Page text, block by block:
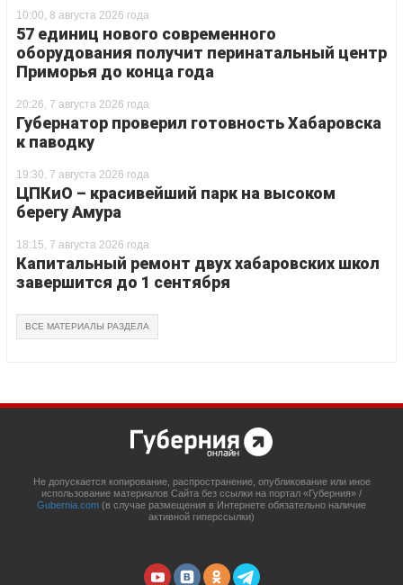
10:00, 8 августа 2026 года
57 единиц нового современного
оборудования получит перинатальный центр
Приморья до конца года
20:26, 7 августа 2026 года
Губернатор проверил готовность Хабаровска
к паводку
19:30, 7 августа 2026 года
ЦПКиО – красивейший парк на высоком
берегу Амура
18:15, 7 августа 2026 года
Капитальный ремонт двух хабаровских школ
завершится до 1 сентября
ВСЕ МАТЕРИАЛЫ РАЗДЕЛА
Не допускается копирование, распространение, опубликование или иное
использование материалов Сайта без ссылки на портал «Губерния» /
Gubernia.com (в случае размещения в Интернете обязательно наличие
активной гиперссылки)